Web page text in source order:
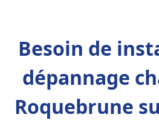
Besoin de
dépannage
Roquebrune